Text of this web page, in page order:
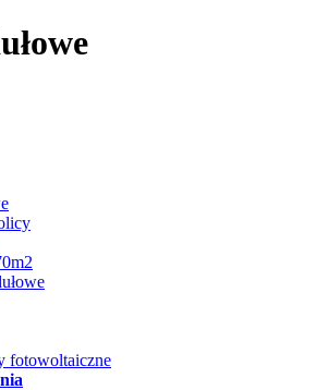
fotowoltaiczne